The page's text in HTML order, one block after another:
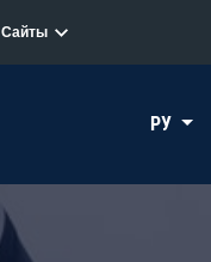
Сайты
РУ